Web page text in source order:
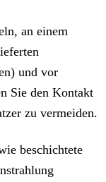
an einem
und vor
Sie den Kontakt
zu vermeiden.
beschichtete